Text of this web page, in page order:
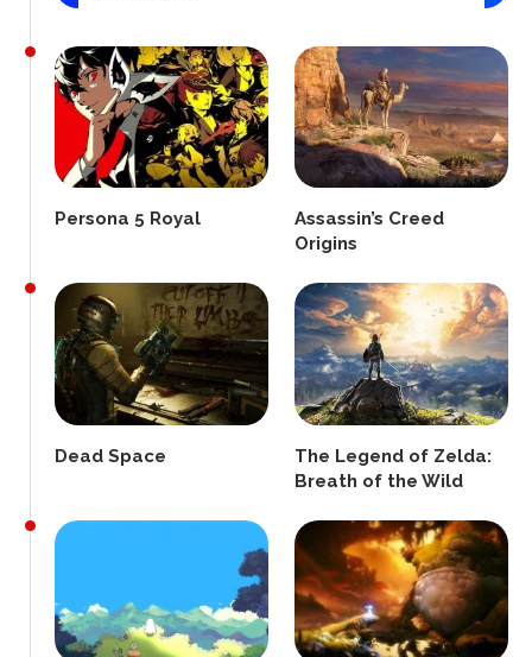
Persona 5 Royal
Assassin’s Creed
Origins
Dead Space
The Legend of Zelda:
Breath of the Wild